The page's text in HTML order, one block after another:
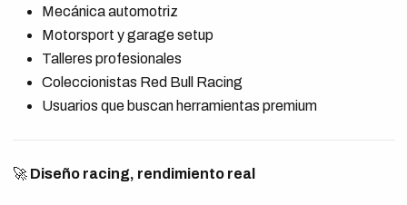
Mecánica automotriz
Motorsport y garage setup
Talleres profesionales
Coleccionistas Red Bull Racing
Usuarios que buscan herramientas premium
🚀 Diseño racing, rendimiento real